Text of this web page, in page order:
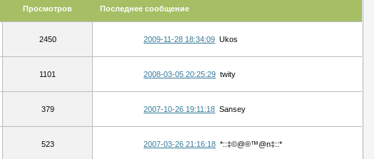
Просмотров Последнее сообщение
2450 2009-11-28 18:34:09 Ukos
1101 2008-03-05 20:25:29 twity
379 2007-10-26 19:11:18 Sansey
523 2007-03-26 21:16:18 *::‡©@®™@n‡::*